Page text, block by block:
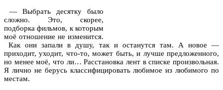
— Выбрать десятку было
сложно. Это, скорее,
подборка фильмов, к которым
моё отношение не изменится.
Как они запали в душу, так и останутся там. А новое —
приходит, уходит, что-то, может быть, и лучше предложенного,
но менее моё, что ли… Расстановка лент в списке произвольная.
Я лично не берусь классифицировать любимое из любимого по
местам.